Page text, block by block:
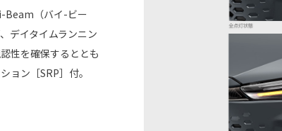
Beam（バイ-ビー
デイタイムランニン
性を確保するととも
ョン［SRP］付。